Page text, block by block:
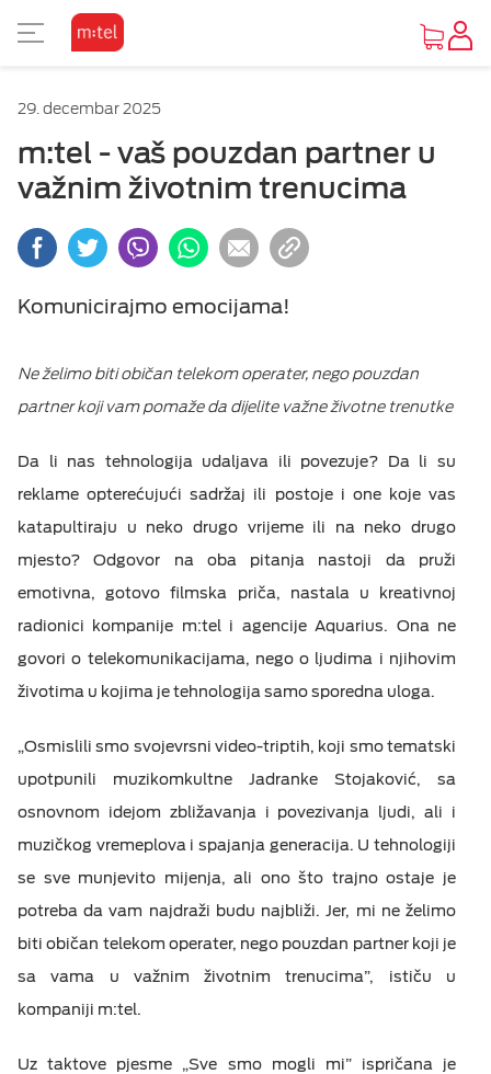
Osnovni prikaz
29. decembar 2025
m:tel - vaš pouzdan partner u
važnim životnim trenucima
Komunicirajmo emocijama!
Ne želimo biti običan telekom operater, nego pouzdan
partner koji vam pomaže da dijelite važne životne trenutke
Da li nas tehnologija udaljava ili povezuje? Da li su
reklame opterećujući sadržaj ili postoje i one koje vas
katapultiraju u neko drugo vrijeme ili na neko drugo
mjesto? Odgovor na oba pitanja nastoji da pruži
emotivna, gotovo filmska priča, nastala u kreativnoj
radionici kompanije m:tel i agencije Aquarius. Ona ne
govori o telekomunikacijama, nego o ljudima i njihovim
životima u kojima je tehnologija samo sporedna uloga.
„Osmislili smo svojevrsni video-triptih, koji smo tematski
upotpunili muzikomkultne Jadranke Stojaković, sa
osnovnom idejom zbližavanja i povezivanja ljudi, ali i
muzičkog vremeplova i spajanja generacija. U tehnologiji
se sve munjevito mijenja, ali ono što trajno ostaje je
potreba da vam najdraži budu najbliži. Jer, mi ne želimo
biti običan telekom operater, nego pouzdan partner koji je
sa vama u važnim životnim trenucima”, ističu u
kompaniji m:tel.
Uz taktove pjesme „Sve smo mogli mi” ispričana je